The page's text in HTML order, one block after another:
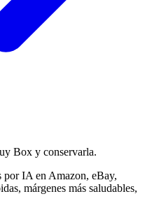
Box y conservarla.
por IA en Amazon, eBay,
márgenes más saludables,